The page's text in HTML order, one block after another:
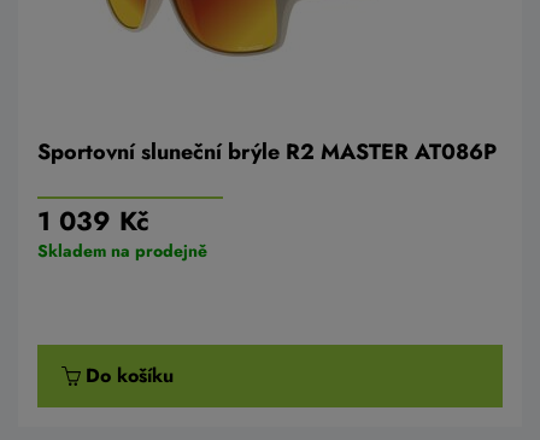
Sportovní sluneční brýle R2 MASTER AT086P
1 039 Kč
Skladem na prodejně
Do košíku